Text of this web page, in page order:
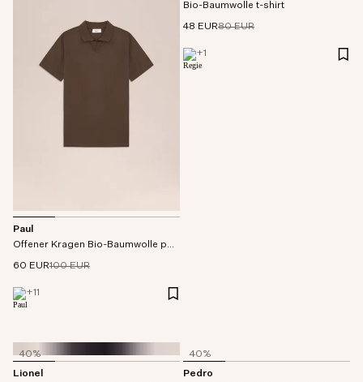
Paul
Offener Kragen Bio-Baumwolle polo
60 EUR100 EUR
+11
Bio-Baumwolle t-shirt
48 EUR80 EUR
+1
40%
Lionel
40%
Pedro